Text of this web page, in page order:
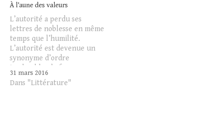
À l’aune des valeurs
L’autorité a perdu ses
lettres de noblesse en même
temps que l’humilité.
L’autorité est devenue un
synonyme d’ordre
implacable, de force
irréfléchie, de tyrannie.
Quelle inversion des valeurs
31 mars 2016
Dans "Littérature"